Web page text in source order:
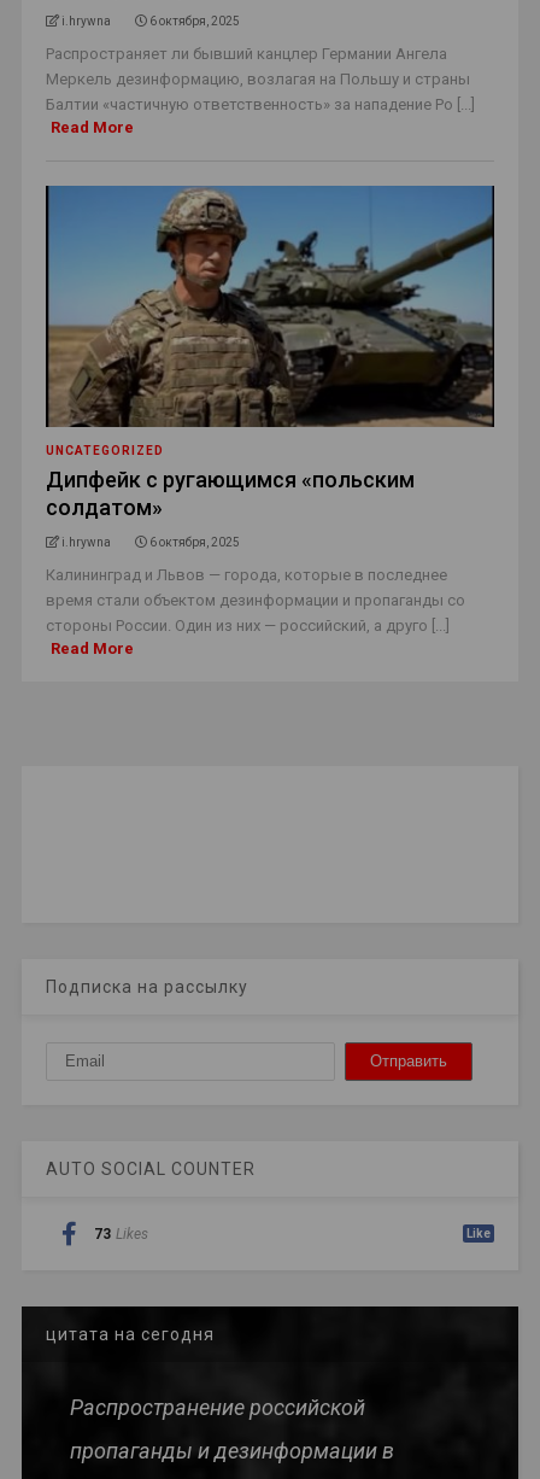
i.hrywna 6 октября, 2025
Распространяет ли бывший канцлер Германии Ангела
Меркель дезинформацию, возлагая на Польшу и страны
Балтии «частичную ответственность» за нападение Ро [...]
Read More
UNCATEGORIZED
Дипфейк с ругающимся «польским
солдатом»
i.hrywna 6 октября, 2025
Калининград и Львов — города, которые в последнее
время стали объектом дезинформации и пропаганды со
стороны России. Один из них — российский, а друго [...]
Read More
Подписка на рассылку
AUTO SOCIAL COUNTER
73 Likes Like
цитата на сегодня
Распространение российской
пропаганды и дезинформации в